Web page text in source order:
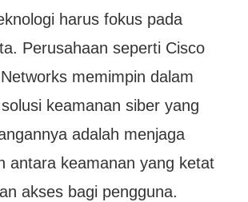
harus fokus pada
Perusahaan seperti Cisco
memimpin dalam
keamanan siber yang
adalah menjaga
antara keamanan yang ketat
akses bagi pengguna.